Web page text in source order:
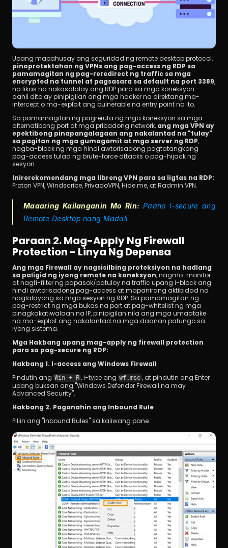
pinoprotektahan ng VPNs ang pag-access ng RDP sa
pamamagitan ng pag-reredirect ng traffic sa mga
encrypted na tunnel at pagsasara sa default na port 3389,
na likas na nakasalalay ang RDP para sa mga koneksyon—
dahil dito ay pinipigilan ang mga hacker na direktang ma-
intercept o ma-exploit ang bulnerable na entry point na ito.
Sa pamamagitan ng pagreruta ng mga koneksyon sa mga
alternatibong port at mga pribadong network, ang mga VPN ay
epektibong pinapangalagaan ang nakalantad na "tulay"
sa pagitan ng mga gumagamit at mga server ng RDP,
nagba-block ng mga hindi awtorisadong pagtatangkang
pag-access tulad ng brute-force attacks o pag-hijack ng
sesyon.
Proton VPN, Windscribe, PrivadoVPN, Hide.me, at Radmin VPN.
Maaaring Kailanganin Mo Rin: Paano I-secure ang
Remote Desktop nang Madali
Paraan 2. Mag-Apply Ng Firewall
Protection - Linya Ng Depensa
Ang mga Firewall ay nagsisilbing proteksiyon na hadlang
sa paligid ng iyong remote na koneksyon, nagmo-monitor
at nagfi-filter ng papasok/patuloy na traffic upang i-block ang
hindi awtorisadong pag-access at mapanirang aktibidad na
naglalayong sa mga sesyon ng RDP. Sa pamamagitan ng
pag-restrict ng mga bukas na port at pag-whitelist ng mga
pinagkakatiwalaan na IP, pinipigilan nila ang mga umaatake
na ma-exploit ang nakalantad na mga daanan patungo sa
iyong sistema.
Mga Hakbang upang mag-apply ng firewall protection
para sa pag-secure ng RDP:
Hakbang 1. I-access ang Windows Firewall
Pindutin ang Win + R, i-type ang wf.msc, at pindutin ang Enter
upang buksan ang "Windows Defender Firewall na may
Advanced Security".
Hakbang 2. Paganahin ang Inbound Rule
Piliin ang "Inbound Rules" sa kaliwang pane.